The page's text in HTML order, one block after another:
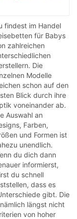
findest im Handel
für Babys
zahlreichen
Die
Modelle
schon auf den
Blick durch ihre
voneinander ab.
Auswahl an
Farben,
und Formen ist
unendlich.
du dich dann
informierst,
du schnell
dass es
gibt. Die
längst nicht
von hoher